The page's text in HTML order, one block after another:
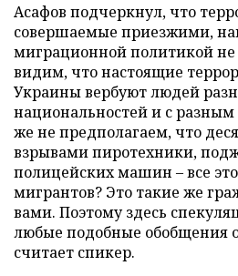
Асафов подчеркнул, что
совершаемые приезжими,
миграционной политикой
видим, что настоящие
Украины вербуют людей
национальностей и с
же не предполагаем, что
взрывами пиротехники,
полицейских машин – все
мигрантов? Это такие же
вами. Поэтому здесь
любые подобные обобщения
считает спикер.